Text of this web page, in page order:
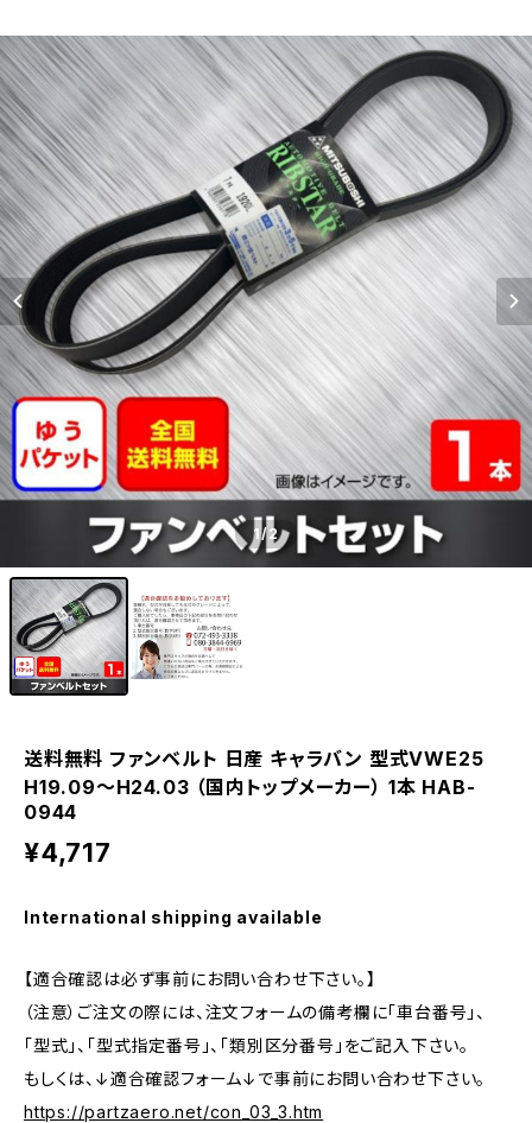
1/2
送料無料 ファンベルト 日産 キャラバン 型式VWE25
H19.09～H24.03 （国内トップメーカー） 1本 HAB-
0944
¥4,717
International shipping available
【適合確認は必ず事前にお問い合わせ下さい。】
（注意）ご注文の際には、注文フォームの備考欄に「車台番号」、
「型式」、「型式指定番号」、「類別区分番号」をご記入下さい。
もしくは、↓適合確認フォーム↓で事前にお問い合わせ下さい。
https://partzaero.net/con_03_3.htm